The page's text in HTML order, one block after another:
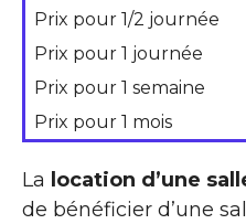
Prix pour 1/2 journée
Prix pour 1 journée
Prix pour 1 semaine
Prix pour 1 mois
La location d’une
de bénéficier d’une